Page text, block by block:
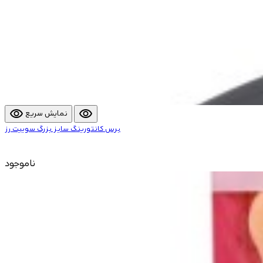
visibility نمایش سریع visibility
برس کانتورینگ سایز بزرگ سوییت رز
ناموجود